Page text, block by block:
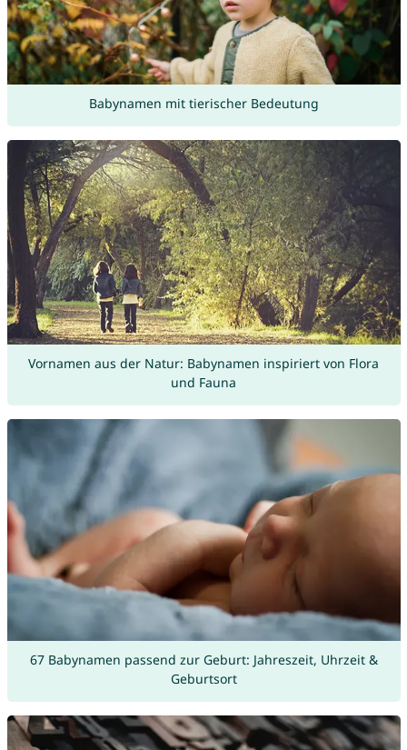
Babynamen mit tierischer Bedeutung
Vornamen aus der Natur: Babynamen inspiriert von Flora
und Fauna
67 Babynamen passend zur Geburt: Jahreszeit, Uhrzeit &
Geburtsort